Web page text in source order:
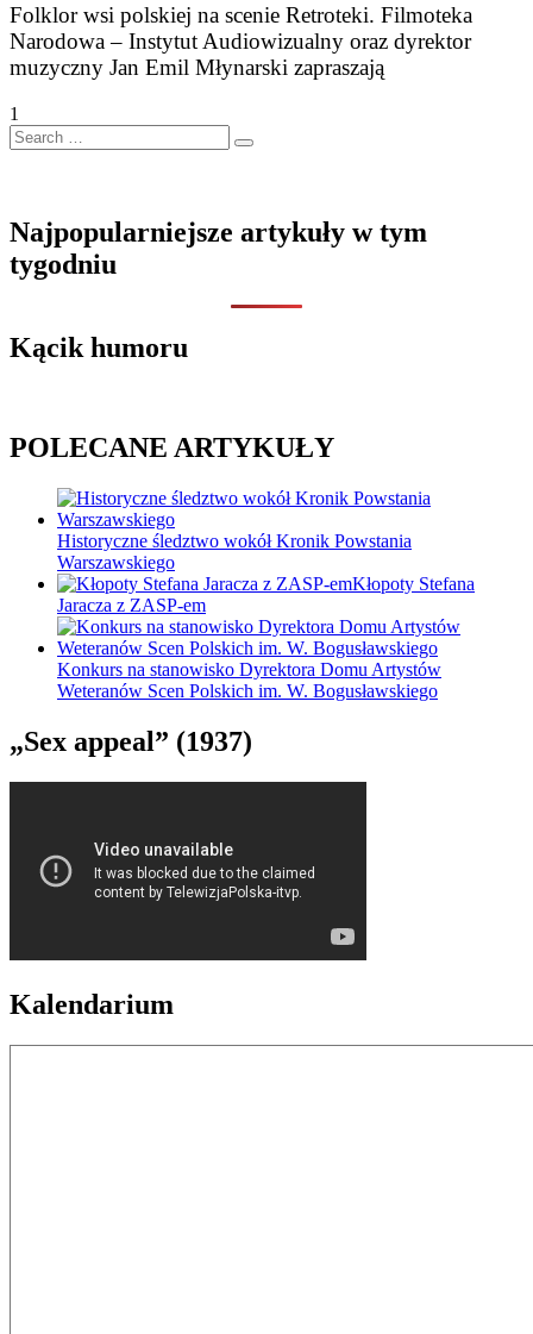
Folklor wsi polskiej na scenie Retroteki. Filmoteka
Narodowa – Instytut Audiowizualny oraz dyrektor
muzyczny Jan Emil Młynarski zapraszają
1
Search
…
Najpopularniejsze artykuły w tym
tygodniu
Kącik humoru
POLECANE ARTYKUŁY
Historyczne śledztwo wokół Kronik Powstania
Warszawskiego
Kłopoty Stefana
Jaracza z ZASP-em
Konkurs na stanowisko Dyrektora Domu Artystów
Weteranów Scen Polskich im. W. Bogusławskiego
„Sex appeal” (1937)
Kalendarium